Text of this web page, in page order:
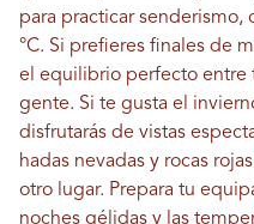
para practicar senderismo,
°C. Si prefieres finales de
el equilibrio perfecto entre
gente. Si te gusta el
disfrutarás de vistas
hadas nevadas y rocas
otro lugar. Prepara tu
noches gélidas y las